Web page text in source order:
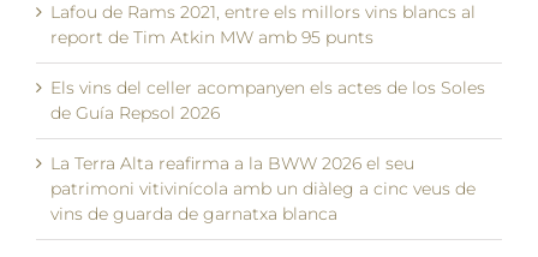
Lafou de Rams 2021, entre els millors vins blancs al
report de Tim Atkin MW amb 95 punts
Els vins del celler acompanyen els actes de los Soles
de Guía Repsol 2026
La Terra Alta reafirma a la BWW 2026 el seu
patrimoni vitivinícola amb un diàleg a cinc veus de
vins de guarda de garnatxa blanca